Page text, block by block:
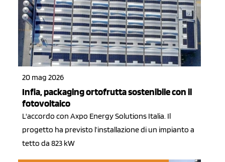
20 mag 2026
Infia, packaging ortofrutta sostenibile con il
fotovoltaico
L'accordo con Axpo Energy Solutions Italia. Il
progetto ha previsto l’installazione di un impianto a
tetto da 823 kW